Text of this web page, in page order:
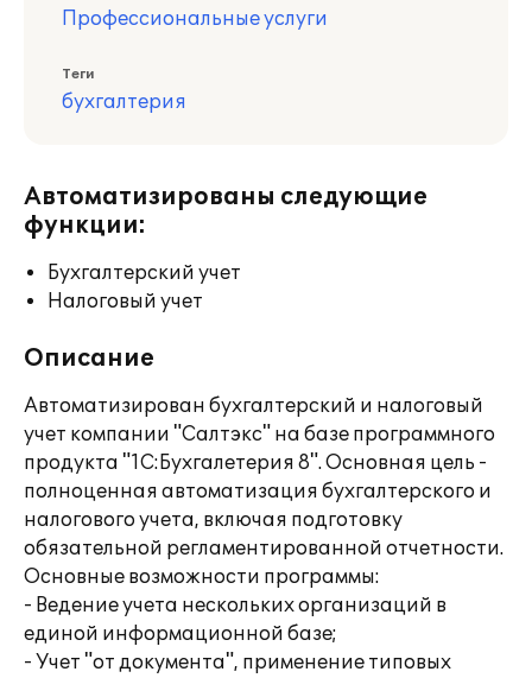
Профессиональные услуги
Теги
бухгалтерия
Автоматизированы следующие
функции:
Бухгалтерский учет
Налоговый учет
Описание
Автоматизирован бухгалтерский и налоговый
учет компании "Салтэкс" на базе программного
продукта "1С:Бухгалетерия 8". Основная цель -
полноценная автоматизация бухгалтерского и
налогового учета, включая подготовку
обязательной регламентированной отчетности.
Основные возможности программы:
- Ведение учета нескольких организаций в
единой информационной базе;
- Учет "от документа", применение типовых